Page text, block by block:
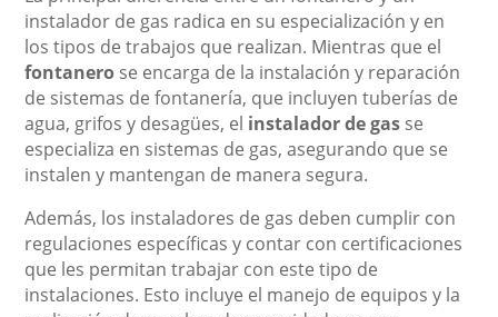
instalador de gas radica en su especialización y en
los tipos de trabajos que realizan. Mientras que el
fontanero se encarga de la instalación y reparación
de sistemas de fontanería, que incluyen tuberías de
agua, grifos y desagües, el instalador de gas se
especializa en sistemas de gas, asegurando que se
instalen y mantengan de manera segura.
Además, los instaladores de gas deben cumplir con
regulaciones específicas y contar con certificaciones
que les permitan trabajar con este tipo de
instalaciones. Esto incluye el manejo de equipos y la